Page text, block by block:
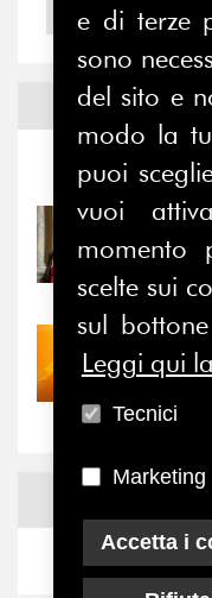
Prima
il
30/07/2026
Nove
e di terze
sono
del sito e
modo la
puoi
vuoi
momento
scelte sui
sul
Leggi qui
Tecnici
Marketing
Accetta i